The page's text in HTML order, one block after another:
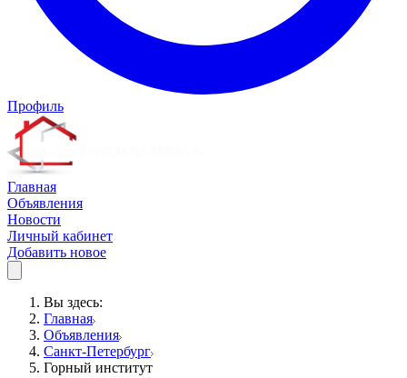
Профиль
Главная
Объявления
Новости
Личный кабинет
Добавить новое
Вы здесь:
Главная
Объявления
Санкт-Петербург
Горный институт